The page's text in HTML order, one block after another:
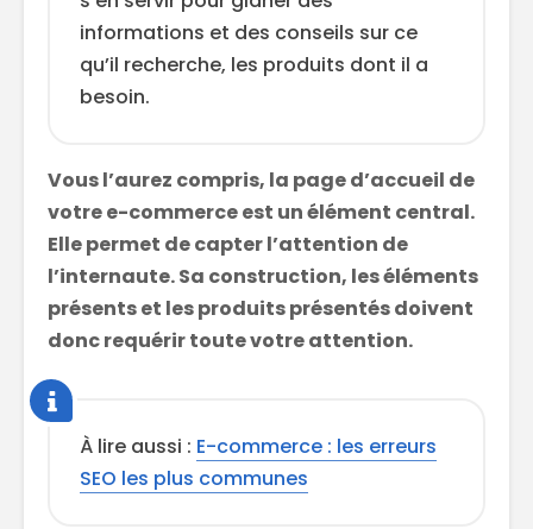
informations et des conseils sur ce
qu’il recherche, les produits dont il a
besoin.
Vous l’aurez compris, la page d’accueil de
votre e-commerce est un élément central.
Elle permet de capter l’attention de
l’internaute. Sa construction, les éléments
présents et les produits présentés doivent
donc requérir toute votre attention.
À lire aussi : E-commerce : les erreurs
SEO les plus communes